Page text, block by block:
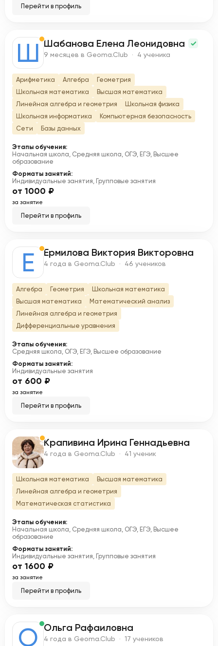
Перейти в профиль
Ш Шабанова Елена Леонидовна
9 месяцев в Geoma.Club · 4 ученика
Арифметика Алгебра
Геометрия
Школьная математика
Высшая математика
Линейная алгебра и геометрия
Школьная физика
Школьная информатика
Компьютерная безопасность
Сети
Базы данных
Этапы обучения:
Начальная школа, Средняя школа, ОГЭ, ЕГЭ, Высшее
образование
Форматы занятий:
Индивидуальные занятия, Групповые занятия
от 1000 ₽
за занятие
Перейти в профиль
Е Ермилова Виктория Викторовна
4 года в Geoma.Club · 46 учеников
Алгебра Геометрия
Школьная математика
Высшая математика
Математический анализ
Линейная алгебра и геометрия
Дифференциальные уравнения
Этапы обучения:
Средняя школа, ОГЭ, ЕГЭ, Высшее образование
Форматы занятий:
Индивидуальные занятия
от 600 ₽
за занятие
Перейти в профиль
К Крапивина Ирина Геннадьевна
4 года в Geoma.Club · 41 ученик
Школьная математика
Высшая математика
Линейная алгебра и геометрия
Математическая статистика
Этапы обучения:
Начальная школа, Средняя школа, ОГЭ, ЕГЭ, Высшее
образование
Форматы занятий:
Индивидуальные занятия, Групповые занятия
от 1600 ₽
за занятие
Перейти в профиль
О Ольга Рафаиловна
4 года в Geoma.Club · 17 учеников